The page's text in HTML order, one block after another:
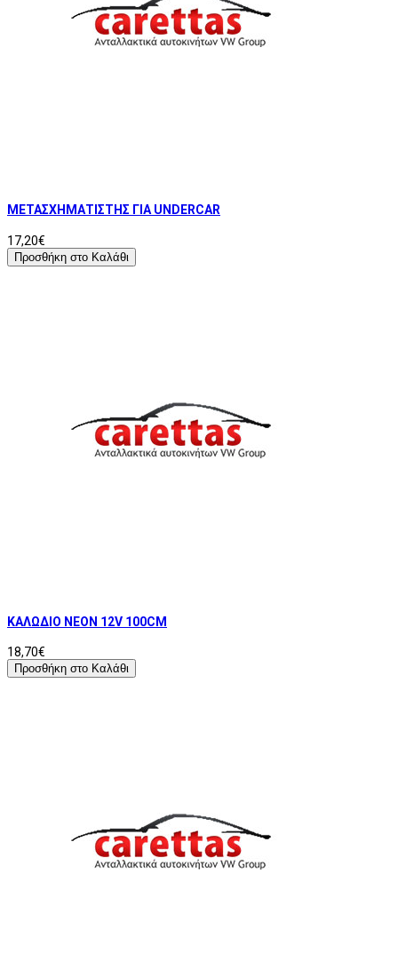
ΜΕΤΑΣΧΗΜΑΤΙΣΤΗΣ ΓΙΑ UNDERCAR
17,20€
Προσθήκη στο Καλάθι
ΚΑΛΩΔΙΟ ΝΕΟΝ 12V 100CM
18,70€
Προσθήκη στο Καλάθι